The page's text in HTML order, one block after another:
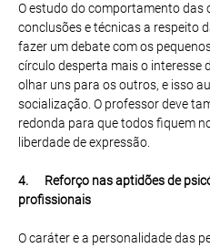
O estudo do comportamento das
conclusões e técnicas a respeito
fazer um debate com os
círculo desperta mais o interesse
olhar uns para os outros, e isso
socialização. O professor deve
redonda para que todos fiquem
liberdade de expressão.
4. Reforço nas aptidões de
profissionais
O caráter e a personalidade das